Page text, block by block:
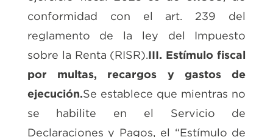
conformidad con el art. 239 del
reglamento de la ley del Impuesto
sobre la Renta (RISR).III. Estímulo fiscal
por multas, recargos y gastos de
ejecución.Se establece que mientras no
se habilite en el Servicio de
Declaraciones y Pagos, el “Estímulo de